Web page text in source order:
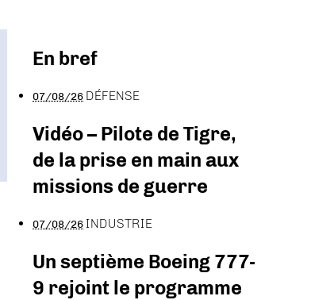
En bref
07/08/26 DÉFENSE
Vidéo – Pilote de Tigre,
de la prise en main aux
missions de guerre
07/08/26INDUSTRIE
Un septième Boeing 777-
9 rejoint le programme